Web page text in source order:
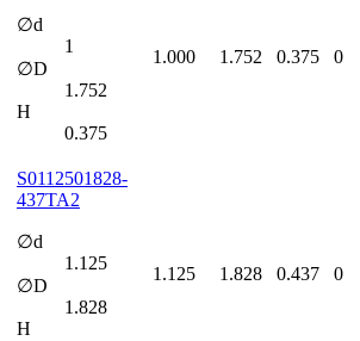
∅d
1
∅D
1.752
H
0.375
1.000 1.752 0.375 0
S0112501828-
437TA2
∅d
1.125
∅D
1.828
H
1.125 1.828 0.437 0